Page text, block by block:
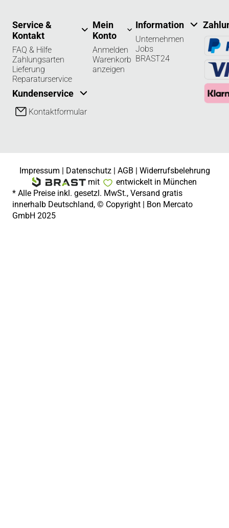
Service &
Kontakt
FAQ & Hilfe
Zahlungsarten
Lieferung
Reparaturservice
Kundenservice
Kontaktformular
Mein
Konto
Anmelden
Warenkorb
anzeigen
Information
Unternehmen
Jobs
BRAST24
Impressum | Datenschutz| AGB | Widerrufsbelehrung
mit
entwickelt in München
* Alle Preise inkl. gesetzl. MwSt., Versand gratis
innerhalb Deutschland, © Copyright | Bon Mercato
GmbH 2025